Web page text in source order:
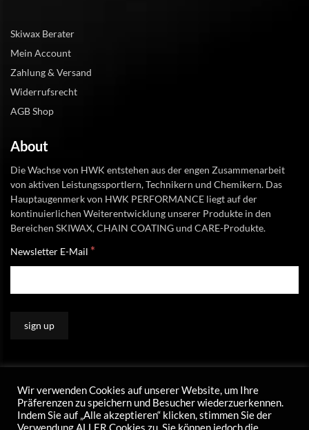
Skiwax Berater
Mein Account
Zahlung & Versand
Widerrufsrecht
AGB Shop
About
Die Wachse von HWK entstehen aus der engen Zusammenarbeit
von aktiven Leistungssportlern, Technikern und Chemikern. Das
Hauptaugenmerk von HWK PERFORMANCE liegt auf der
kontinuierlichen Weiterentwicklung unserer Produkte in den
Bereichen SKIWAX, CHAIN COATING und CARE-Produkte.
Newsletter E-Mail *
Wir verwenden Cookies auf unserer Website, um Ihre
Präferenzen zu speichern und Besucher wiederzuerkennen.
Indem Sie auf „Alle akzeptieren“ klicken, stimmen Sie der
Verwendung ALLER Cookies zu. Sie können jedoch die